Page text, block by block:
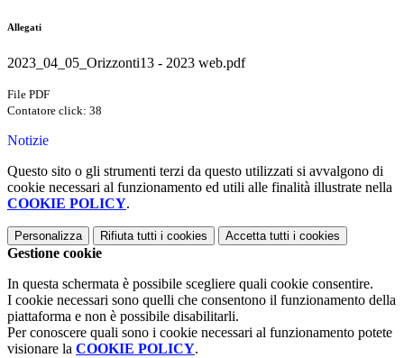
Allegati
2023_04_05_Orizzonti13 - 2023 web.pdf
File PDF
Contatore click: 38
Notizie
Questo sito o gli strumenti terzi da questo utilizzati si avvalgono di
cookie necessari al funzionamento ed utili alle finalità illustrate nella
COOKIE POLICY.
Personalizza Rifiuta tutti i cookies Accetta tutti i cookies
Gestione cookie
In questa schermata è possibile scegliere quali cookie consentire.
I cookie necessari sono quelli che consentono il funzionamento della
piattaforma e non è possibile disabilitarli.
Per conoscere quali sono i cookie necessari al funzionamento potete
visionare la COOKIE POLICY.